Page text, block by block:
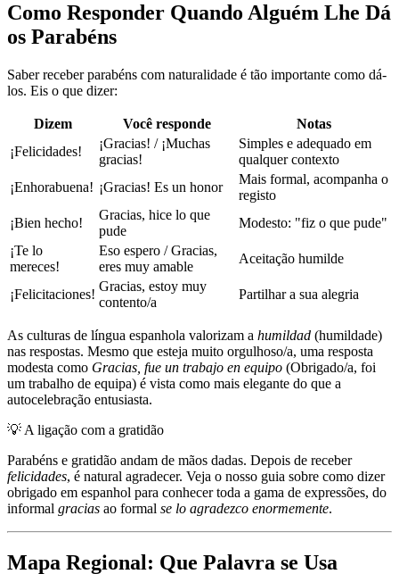
Como Responder Quando Alguém Lhe Dá
os Parabéns
Saber receber parabéns com naturalidade é tão importante como dá-
los. Eis o que dizer:
Dizem Você responde
Notas
¡Felicidades!
¡Gracias! / ¡Muchas
gracias!
Simples e adequado em
qualquer contexto
¡Enhorabuena! ¡Gracias! Es un honor
Mais formal, acompanha o
registo
¡Bien hecho!
Gracias, hice lo que
pude
Modesto: "fiz o que pude"
¡Te lo
mereces!
Eso espero / Gracias,
eres muy amable
Aceitação humilde
¡Felicitaciones!
Gracias, estoy muy
contento/a
Partilhar a sua alegria
As culturas de língua espanhola valorizam a humildad (humildade)
nas respostas. Mesmo que esteja muito orgulhoso/a, uma resposta
modesta como Gracias, fue un trabajo en equipo (Obrigado/a, foi
um trabalho de equipa) é vista como mais elegante do que a
autocelebração entusiasta.
💡 A ligação com a gratidão
Parabéns e gratidão andam de mãos dadas. Depois de receber
felicidades, é natural agradecer. Veja o nosso guia sobre como dizer
obrigado em espanhol para conhecer toda a gama de expressões, do
informal gracias ao formal se lo agradezco enormemente.
Mapa Regional: Que Palavra se Usa